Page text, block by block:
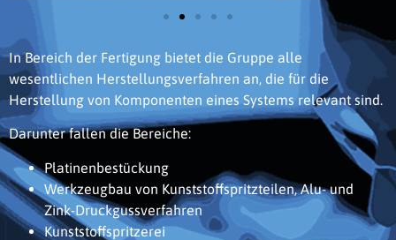
In Bereich der Fertigung bietet die Gruppe alle
wesentlichen Herstellungsverfahren an, die für die
Herstellung von Komponenten eines Systems relevant sind.
Darunter fallen die Bereiche:
Platinenbestückung
Werkzeugbau von Kunststoffspritzteilen, Alu- und
Zink-Druckgussverfahren
Kunststoffspritzerei